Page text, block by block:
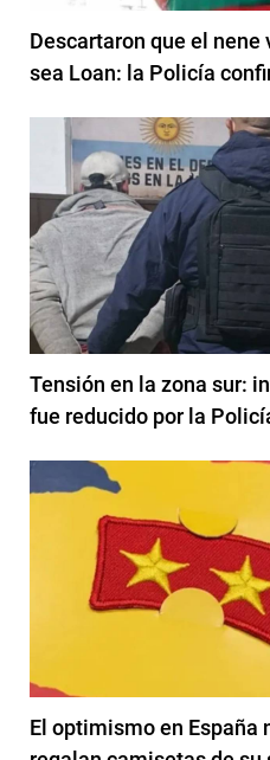
Descartaron que el nene
sea Loan: la Policía
Tensión en la zona sur:
fue reducido por la
El optimismo en España